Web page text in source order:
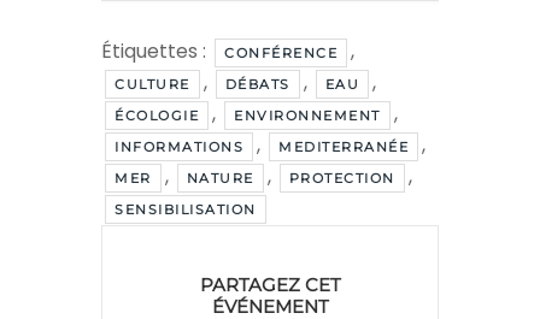
Étiquettes : CONFÉRENCE ,
CULTURE , DÉBATS , EAU ,
ÉCOLOGIE , ENVIRONNEMENT ,
INFORMATIONS , MEDITERRANÉE ,
MER , NATURE , PROTECTION ,
SENSIBILISATION
PARTAGEZ CET
ÉVÉNEMENT